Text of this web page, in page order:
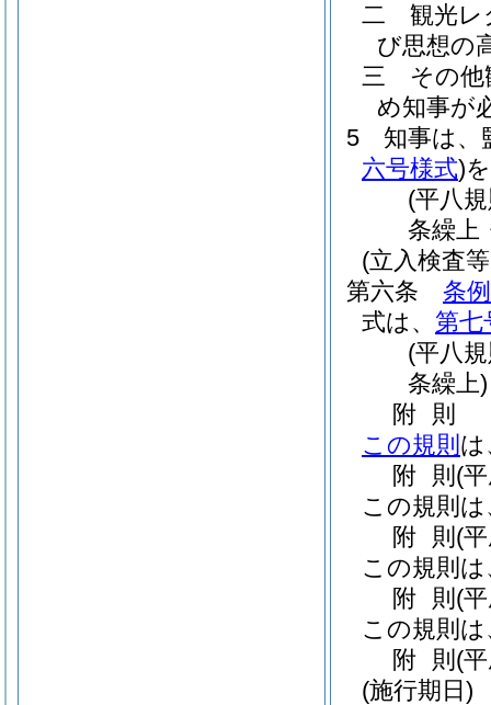
二
観光レ
び思想の
三
その
め知事が
5
知事は、
六号様式)
(平八
条繰上
(立入検査
第六条
条
式は、 第七
(平八
条繰上)
附 則
この規則 は
附 則 (
この規則
附 則 (
この規則
附 則 (
この規則
附 則 (
(施行期日)